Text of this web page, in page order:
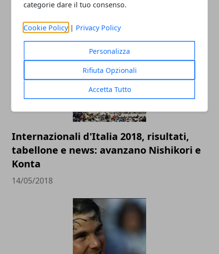
categorie dare il tuo consenso.
Cookie Policy | Privacy Policy
Personalizza
Rifiuta Opzionali
Accetta Tutto
10/12/2018
Internazionali d'Italia 2018, risultati,
tabellone e news: avanzano Nishikori e
Konta
14/05/2018